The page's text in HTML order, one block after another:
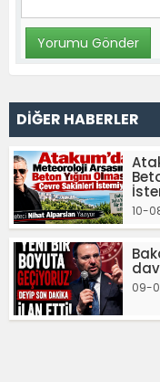
DİĞER HABERLER
10-
09-